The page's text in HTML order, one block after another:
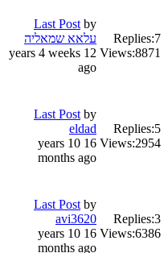
Replies:7
Views:8871
Last Post by
עלאא שמאליה
12 years 4 weeks
ago
Replies:5
Views:2954
Last Post by
eldad
16 years 10
months ago
Replies:3
Views:6386
Last Post by
avi3620
16 years 10
months ago